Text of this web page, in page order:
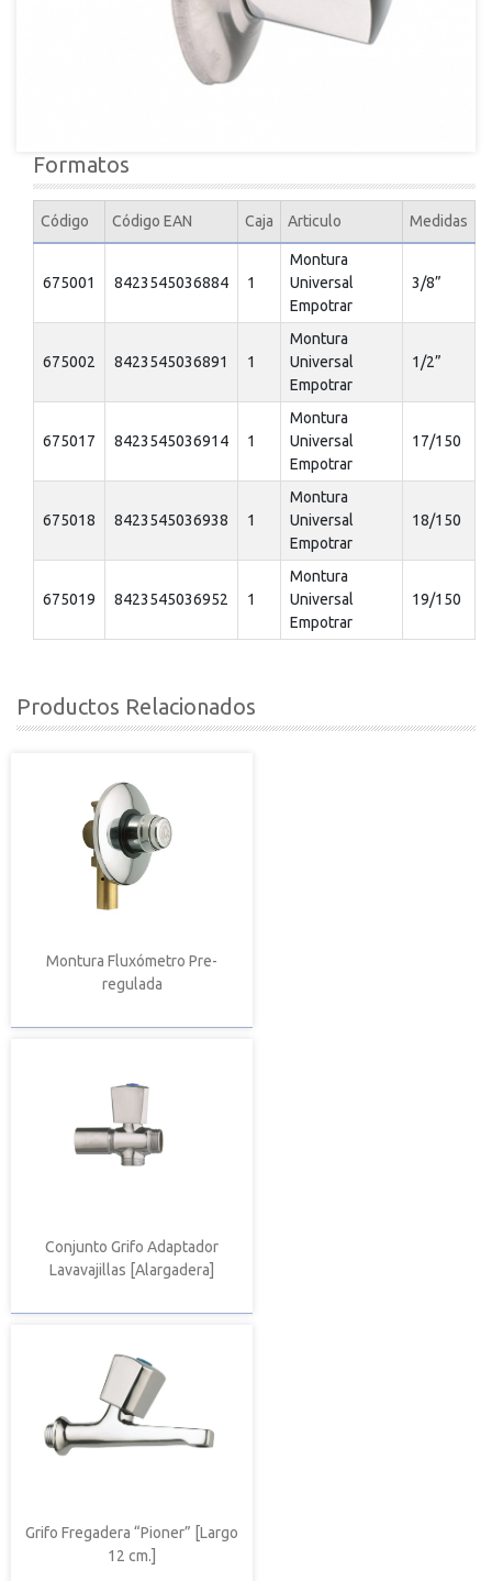
Formatos
Código Código EAN Caja Articulo Medidas
675001 8423545036884 1
Montura
Universal
Empotrar
3/8”
675002 8423545036891 1
Montura
Universal
Empotrar
1/2”
675017 8423545036914 1
Montura
Universal
Empotrar
17/150
675018 8423545036938 1
Montura
Universal
Empotrar
18/150
675019 8423545036952 1
Montura
Universal
Empotrar
19/150
Productos Relacionados
Montura Fluxómetro Pre-
regulada
Conjunto Grifo Adaptador
Lavavajillas [Alargadera]
Grifo Fregadera “Pioner” [Largo
12 cm.]